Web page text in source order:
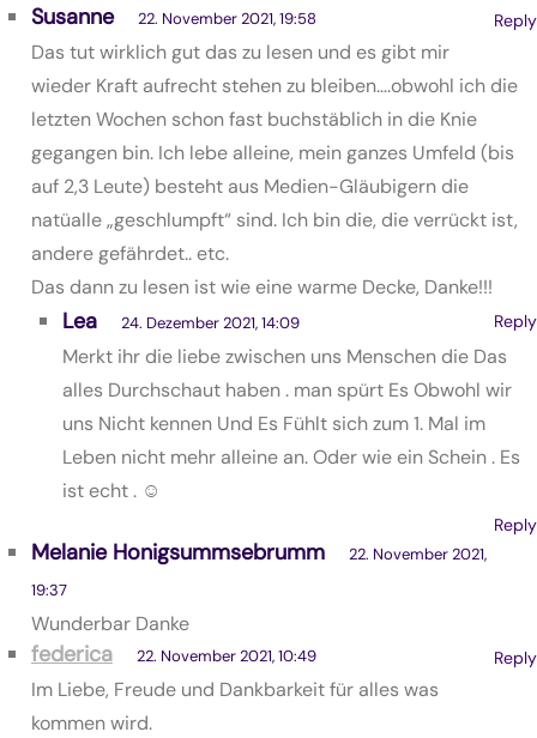
Reply
Susanne 22. November 2021, 19:58
Das tut wirklich gut das zu lesen und es gibt mir
wieder Kraft aufrecht stehen zu bleiben….obwohl ich die
letzten Wochen schon fast buchstäblich in die Knie
gegangen bin. Ich lebe alleine, mein ganzes Umfeld (bis
auf 2,3 Leute) besteht aus Medien-Gläubigern die
natüalle „geschlumpft“ sind. Ich bin die, die verrückt ist,
andere gefährdet.. etc.
Das dann zu lesen ist wie eine warme Decke, Danke!!!
Reply
Lea 24. Dezember 2021, 14:09
Merkt ihr die liebe zwischen uns Menschen die Das
alles Durchschaut haben . man spürt Es Obwohl wir
uns Nicht kennen Und Es Fühlt sich zum 1. Mal im
Leben nicht mehr alleine an. Oder wie ein Schein . Es
ist echt . ☺️
Reply
Melanie Honigsummsebrumm
22. November 2021,
19:37
Wunderbar Danke
Reply
federica 22. November 2021, 10:49
Im Liebe, Freude und Dankbarkeit für alles was
kommen wird.